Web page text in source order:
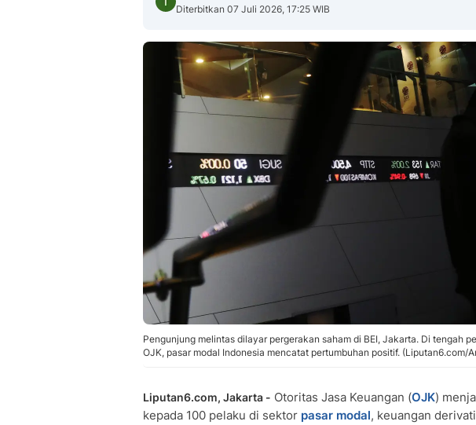
Diterbitkan 07 Juli 2026, 17:25 WIB
Pengunjung melintas dilayar pergerakan saham di BEI, Jakarta. Di tengah
OJK, pasar modal Indonesia mencatat pertumbuhan positif. (Liputan6.com/
Liputan6.com, Jakarta - Otoritas Jasa Keuangan (OJK)
kepada 100 pelaku di sektor pasar modal, keuangan